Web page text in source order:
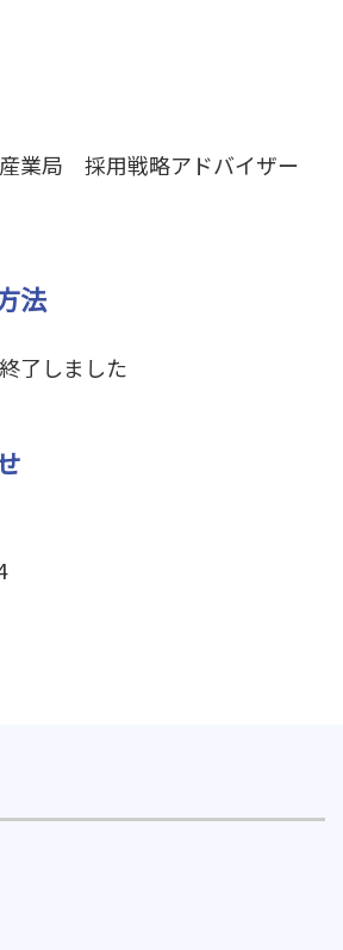
業局 採用戦略アドバイザー
法
了しました